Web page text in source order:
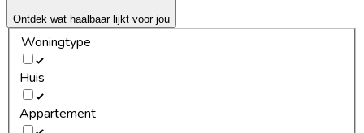
Ontdek wat haalbaar lijkt voor jou
Woningtype
Huis
Appartement